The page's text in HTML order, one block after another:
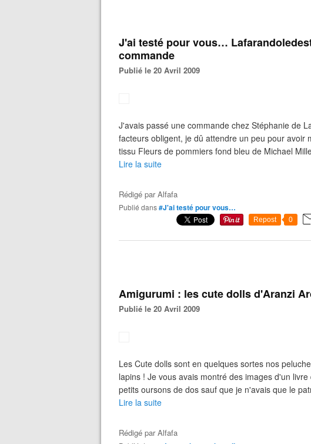
J'ai testé pour vous…
commande
Publié le 20 Avril 2009
J'avais passé une commande chez Stéphanie de
facteurs obligent, je dû attendre un peu pour avoir
tissu Fleurs de pommiers fond bleu de Michael
Lire la suite
Rédigé parAlfafa
Publié dans#J'ai testé pour vous…
Repost 0
Amigurumi : les cute dolls d'Aranzi
Publié le 20 Avril 2009
Les Cute dolls sont en quelques sortes nos
lapins ! Je vous avais montré des images d'un
petits oursons de dos sauf que je n'avais que le
Lire la suite
Rédigé parAlfafa